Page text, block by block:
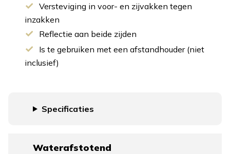
Versteviging in voor- en zijvakken tegen
inzakken
Reflectie aan beide zijden
Is te gebruiken met een afstandhouder (niet
inclusief)
Specificaties
Waterafstotend